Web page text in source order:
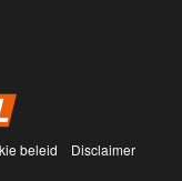
beleid
Disclaimer